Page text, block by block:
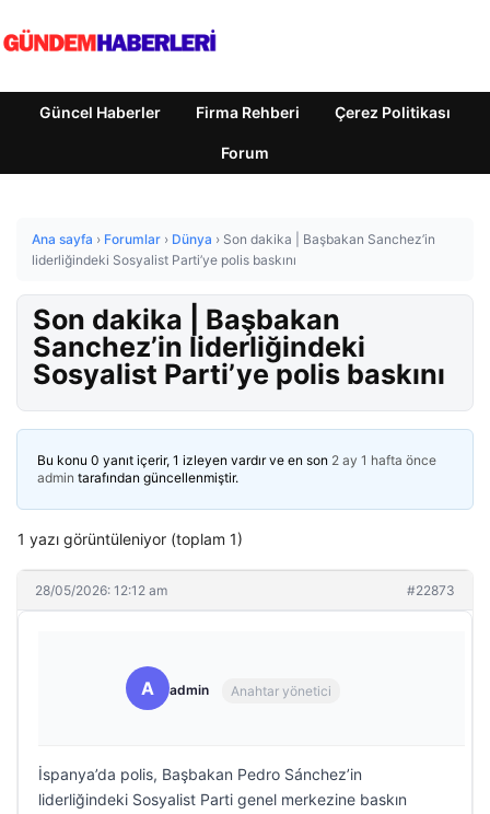
Güncel Haberler Firma Rehberi Çerez Politikası
Forum
Ana sayfa › Forumlar › Dünya › Son dakika | Başbakan Sanchez’in
liderliğindeki Sosyalist Parti’ye polis baskını
Son dakika | Başbakan
Sanchez’in liderliğindeki
Sosyalist Parti’ye polis baskını
Bu konu 0 yanıt içerir, 1 izleyen vardır ve en son 2 ay 1 hafta önce
admin tarafından güncellenmiştir.
1 yazı görüntüleniyor (toplam 1)
28/05/2026: 12:12 am #22873
A admin Anahtar yönetici
İspanya’da polis, Başbakan Pedro Sánchez’in
liderliğindeki Sosyalist Parti genel merkezine baskın